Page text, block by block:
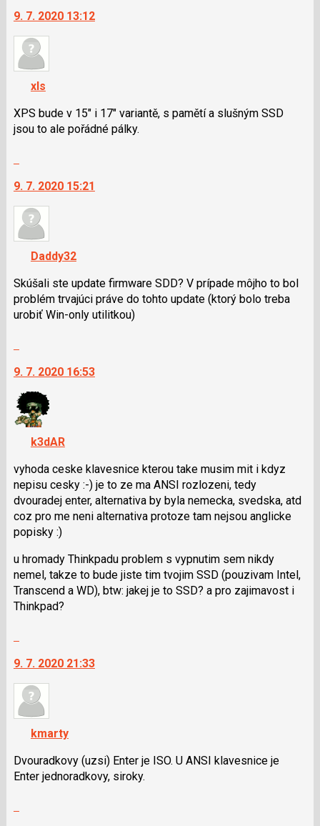
další
nový
názor.
navigaci
lze
použít
i
následující
a
P
pro
předchozí
názor
9. 7. 2020 13:12
xls
XPS bude v 15" i 17" variantě, s pamětí a slušným SSD
jsou to ale pořádné pálky.
další
nový
názor.
navigaci
lze
použít
i
klávesy
a
P
pro
předchozí
nový
9. 7. 2020 15:21
Daddy32
Skúšali ste update firmware SDD? V prípade môjho to bol
problém trvajúci práve do tohto update (ktorý bolo treba
urobiť Win-only utilitkou)
další
nový
názor.
K
navigaci
lze
použít
i
klávesy
N
pro
a
P
pro
předchozí
9. 7. 2020 16:53
k3dAR
vyhoda ceske klavesnice kterou take musim mit i kdyz
nepisu cesky :-) je to ze ma ANSI rozlozeni, tedy
dvouradej enter, alternativa by byla nemecka, svedska, atd
coz pro me neni alternativa protoze tam nejsou anglicke
popisky :)
u hromady Thinkpadu problem s vypnutim sem nikdy
nemel, takze to bude jiste tim tvojim SSD (pouzivam Intel,
Transcend a WD), btw: jakej je to SSD? a pro zajimavost i
Thinkpad?
další
nový
názor.
navigaci
lze
použít
i
9. 7. 2020 21:33
kmarty
Dvouradkovy (uzsi) Enter je ISO. U ANSI klavesnice je
Enter jednoradkovy, siroky.